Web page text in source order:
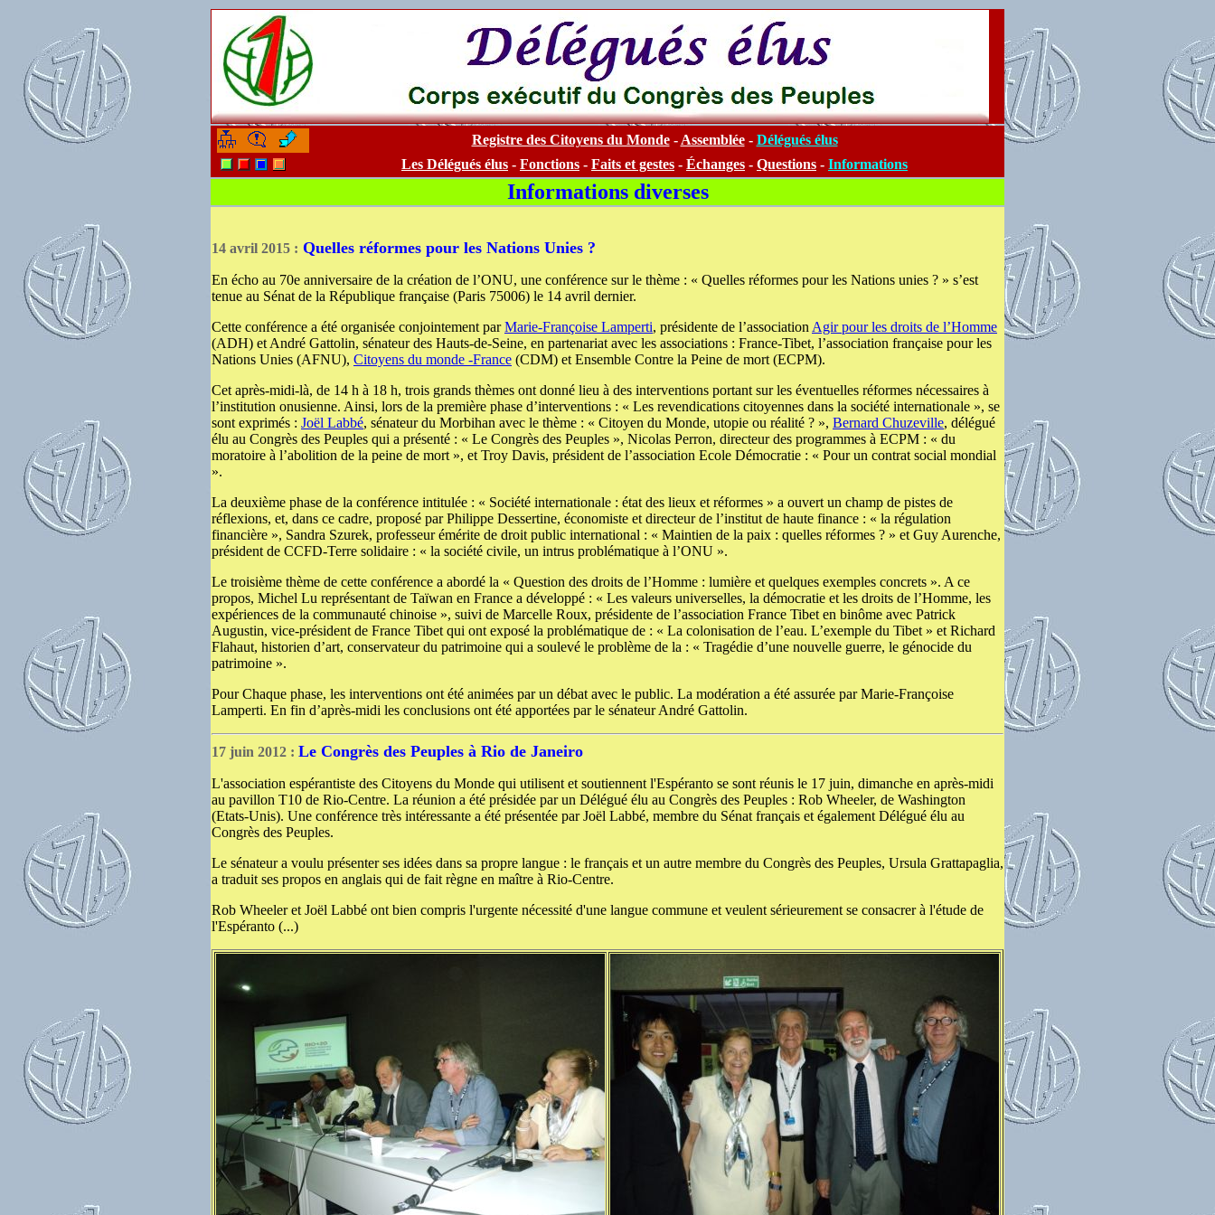
Registre des Citoyens du Monde- Assemblée- Délégués élus
Les Délégués élus - Fonctions - Faits et gestes - Échanges - Questions - Informations
Informations diverses
14 avril 2015 : Quelles réformes pour les Nations Unies ?
En écho au 70e anniversaire de la création de l’ONU, une conférence sur le thème : « Quelles réformes pour les Nations unies ? » s’est
tenue au Sénat de la République française (Paris 75006) le 14 avril dernier.
Cette conférence a été organisée conjointement parMarie-Françoise Lamperti, présidente de l’association Agir pour les droits de l’Homme
(ADH) et André Gattolin, sénateur des Hauts-de-Seine, en partenariat avec les associations : France-Tibet, l’association française pour les
Nations Unies (AFNU), Citoyens du monde -France (CDM) et Ensemble Contre la Peine de mort (ECPM).
Cet après-midi-là, de 14 h à 18 h, trois grands thèmes ont donné lieu à des interventions portant sur les éventuelles réformes nécessaires à
l’institution onusienne. Ainsi, lors de la première phase d’interventions : « Les revendications citoyennes dans la société internationale », se
sont exprimés : Joël Labbé, sénateur du Morbihan avec le thème : « Citoyen du Monde, utopie ou réalité ? », Bernard Chuzeville, délégué
élu au Congrès des Peuples qui a présenté : « Le Congrès des Peuples », Nicolas Perron, directeur des programmes à ECPM : « du
moratoire à l’abolition de la peine de mort », et Troy Davis, président de l’association Ecole Démocratie : « Pour un contrat social mondial
».
La deuxième phase de la conférence intitulée : « Société internationale : état des lieux et réformes » a ouvert un champ de pistes de
réflexions, et, dans ce cadre, proposé par Philippe Dessertine, économiste et directeur de l’institut de haute finance : « la régulation
financière », Sandra Szurek, professeur émérite de droit public international : « Maintien de la paix : quelles réformes ? » et Guy Aurenche,
président de CCFD-Terre solidaire : « la société civile, un intrus problématique à l’ONU ».
Le troisième thème de cette conférence a abordé la « Question des droits de l’Homme : lumière et quelques exemples concrets ». A ce
propos, Michel Lu représentant de Taïwan en France a développé : « Les valeurs universelles, la démocratie et les droits de l’Homme, les
expériences de la communauté chinoise », suivi de Marcelle Roux, présidente de l’association France Tibet en binôme avec Patrick
Augustin, vice-président de France Tibet qui ont exposé la problématique de : « La colonisation de l’eau. L’exemple du Tibet » et Richard
Flahaut, historien d’art, conservateur du patrimoine qui a soulevé le problème de la : « Tragédie d’une nouvelle guerre, le génocide du
patrimoine ».
Pour Chaque phase, les interventions ont été animées par un débat avec le public. La modération a été assurée par Marie-Françoise
Lamperti. En fin d’après-midi les conclusions ont été apportées par le sénateur André Gattolin.
17 juin 2012 : Le Congrès des Peuples à Rio de Janeiro
L'association espérantiste des Citoyens du Monde qui utilisent et soutiennent l'Espéranto se sont réunis le 17 juin, dimanche en après-midi
au pavillon T10 de Rio-Centre. La réunion a été présidée par un Délégué élu au Congrès des Peuples : Rob Wheeler, de Washington
(Etats-Unis). Une conférence très intéressante a été présentée par Joël Labbé, membre du Sénat français et également Délégué élu au
Congrès des Peuples.
Le sénateur a voulu présenter ses idées dans sa propre langue : le français et un autre membre du Congrès des Peuples, Ursula Grattapaglia,
a traduit ses propos en anglais qui de fait règne en maître à Rio-Centre.
Rob Wheeler et Joël Labbé ont bien compris l'urgente nécessité d'une langue commune et veulent sérieurement se consacrer à l'étude de
l'Espéranto (...)